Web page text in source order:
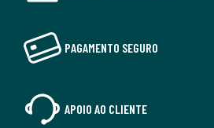
PAGAMENTO SEGURO
APOIO AO CLIENTE